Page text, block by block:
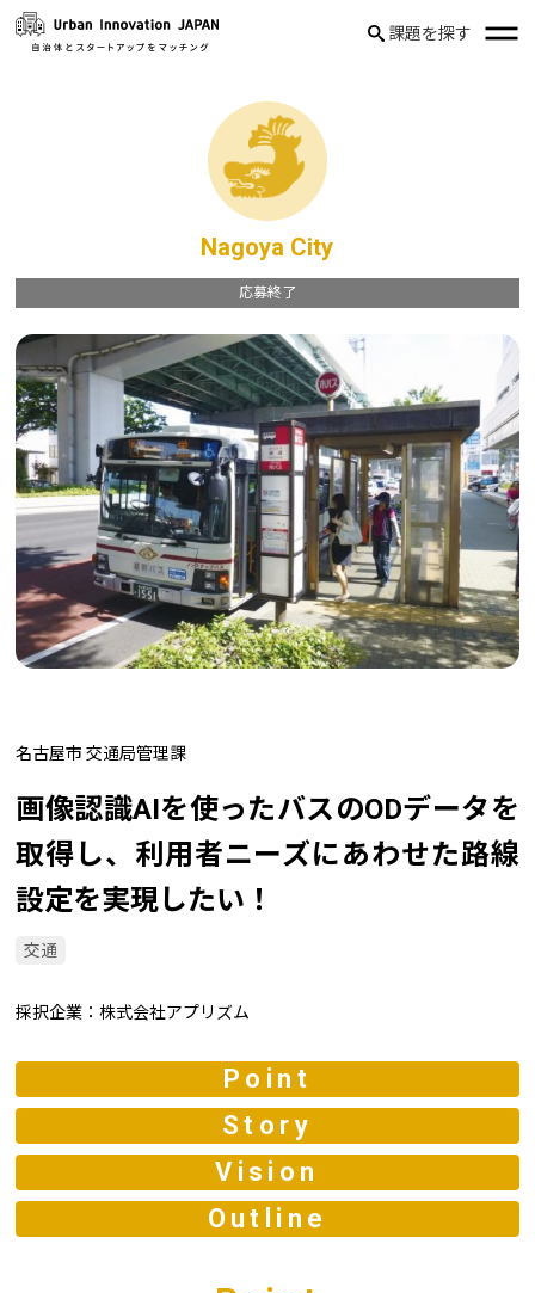
課題を探す
Nagoya City
応募終了
名古屋市 交通局管理課
画像認識AIを使ったバスのODデータを
取得し、利用者ニーズにあわせた路線
設定を実現したい！
交通
採択企業 株式会社アプリズム
Point
Story
Vision
Outline